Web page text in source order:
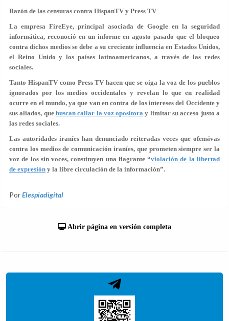
Razón de las censuras contra HispanTV y Press TV
La empresa FireEye, principal asociada de Google en la seguridad
informática, reconoció en un informe en agosto pasado que el bloqueo
contra dichos medios se debe a su creciente influencia en Estados Unidos,
el Reino Unido y los países latinoamericanos, a través de las redes
sociales.
Tanto HispanTV como Press TV hacen que se oiga la voz de los pueblos
ignorados por los medios occidentales y revelan lo que en realidad
ocurre en el mundo, ya que van en contra de los intereses del Occidente y
sus aliados, que buscan callar la voz opositora y limitar su acceso justo a
las redes sociales.
Las autoridades iraníes han denunciado reiteradas veces que ofensivas
contra los medios de comunicación iraníes, que prometen siempre ser la
voz de los sin voces, constituyen una flagrante “violación de la libertad
de expresión y la libre circulación de la información”.
PorElespiadigital
Abrir página en versión completa